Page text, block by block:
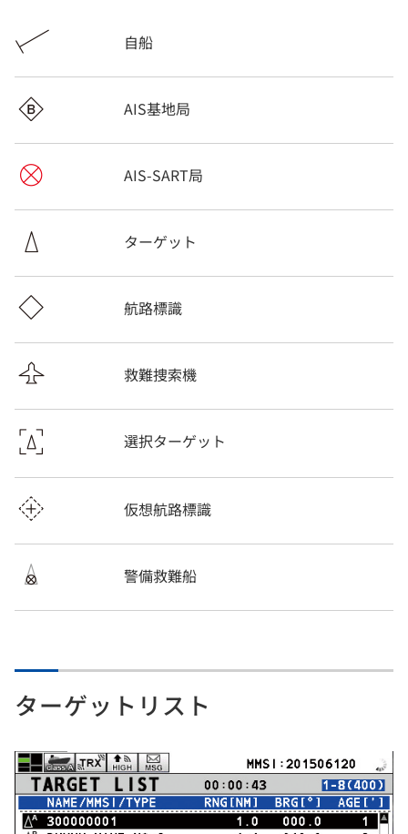
自船
AIS基地局
AIS-SART局
ターゲット
航路標識
救難捜索機
選択ターゲット
仮想航路標識
警備救難船
ターゲットリスト